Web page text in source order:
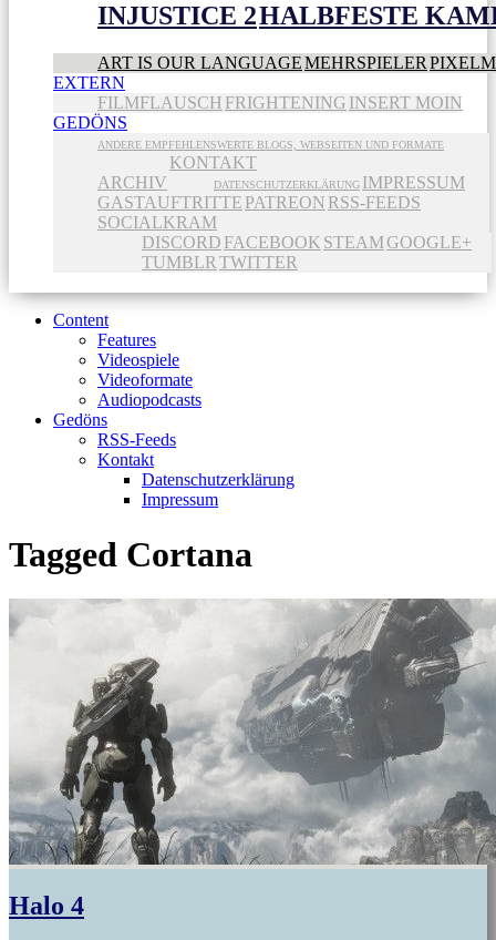
INJUSTICE 2HALBFESTE
ART IS OUR LANGUAGEMEHRSPIELER
EXTERN
FILMFLAUSCH FRIGHTENING INSERT MOIN
GEDÖNS
ANDERE EMPFEHLENSWERTE BLOGS, WEBSEITEN UND FORMATE
ARCHIV
KONTAKT
DATENSCHUTZERKLÄRUNG IMPRESSUM
GASTAUFTRITTE PATREON RSS-FEEDS
SOCIALKRAM
DISCORD FACEBOOK STEAMGOOGLE+
TUMBLR TWITTER
Content
Features
Videospiele
Videoformate
Audiopodcasts
Gedöns
RSS-Feeds
Kontakt
Datenschutzerklärung
Impressum
Tagged Cortana
Halo 4